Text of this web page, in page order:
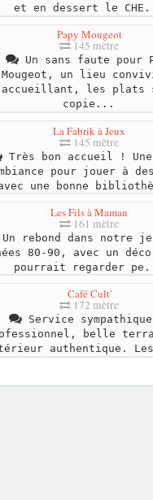
et en dessert le
Papy Mougeot
145 mètre
Un sans faute pour
Mougeot, un lieu
accueillant, les plats
copie...
La Fabrik à Jeux
145 mètre
Très bon accueil ! Une
pour jouer à
une bonne
Les Fils à Maman
161 mètre
rebond dans notre
80-90, avec un
pourrait regarder
Café Cult'
172 mètre
Service
belle
authentique.